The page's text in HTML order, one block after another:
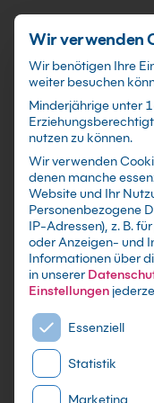
mit Zertifikat als
bundesweiten
Training sowie
Inhouse-
Wir verwenden
Wir benötigen Ihre
weiter besuchen
Minderjährige unter
nutzen zu können.
Wir verwenden
denen manche
Website und Ihr
Personenbezogene
IP-Adressen), z. B.
oder Anzeigen- und
Informationen über
in unserer
Einstellungen
Es folgt eine
Essenziell
Statistik
Marketing